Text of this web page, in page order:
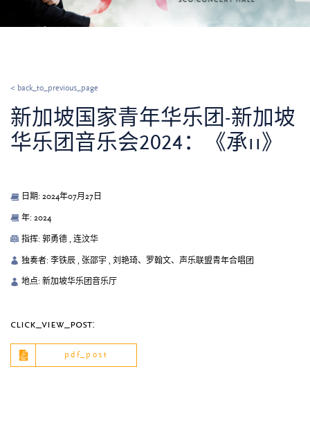
< back_to_previous_page
新加坡国家青年华乐团-新加坡
华乐团音乐会2024：《承ii》
日期: 2024年07月27日
年: 2024
指挥: 郭勇德 , 连汶华
独奏者: 李铁辰 , 张邵宇 , 刘艳琦、罗翰文、声乐联盟青年合唱团
地点: 新加坡华乐团音乐厅
click_view_post:
pdf_post